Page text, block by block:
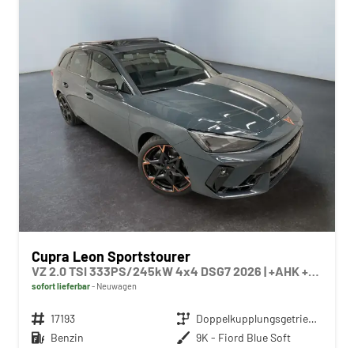
Cupra Leon Sportstourer
VZ 2.0 TSI 333PS/245kW 4x4 DSG7 2026 | +AHK +PANO +NAVI +Matrix +Immersive +5J Erw. Garantie
sofort lieferbar Neuwagen
Fahrzeugnr. 17193 Getriebe
Doppelkupplungsgetriebe (DSG)
Kraftstoff Benzin Außenfarbe 9K - Fiord Blue Soft